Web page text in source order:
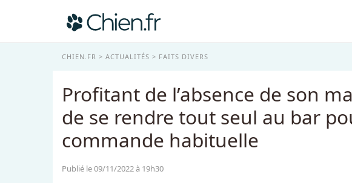
CHIEN.FR ACTUALITÉS FAITS DIVERS
Profitant de l’absence de son
de se rendre tout seul au bar
commande habituelle
Publié le 09/11/2022 à 19h30